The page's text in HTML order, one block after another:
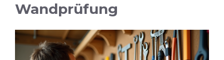
Wandprüfung